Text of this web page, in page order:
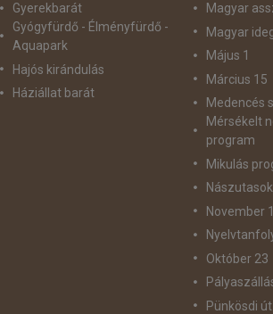
Gyerekbarát
Gyógyfürdő - Élményfürdő -
Aquapark
Hajós kirándulás
Háziállat barát
Magyar
Magyar
Május 1
Március 15
Medencés
Mérsékelt
program
Mikulás
November 1
Október 23
Pünkösdi út